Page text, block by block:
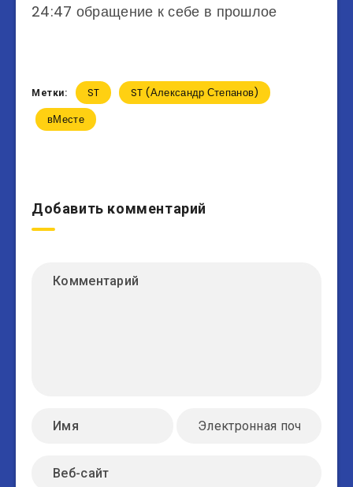
24:47 обращение к себе в прошлое
Метки: ST
ST (Александр Степанов)
вМесте
Добавить комментарий